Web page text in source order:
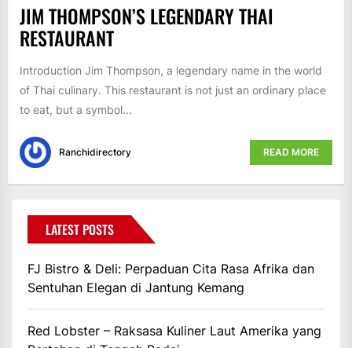
JIM THOMPSON’S LEGENDARY THAI
RESTAURANT
Introduction Jim Thompson, a legendary name in the world
of Thai culinary. This restaurant is not just an ordinary place
to eat, but a symbol...
Ranchidirectory READ MORE
LATEST POSTS
FJ Bistro & Deli: Perpaduan Cita Rasa Afrika dan
Sentuhan Elegan di Jantung Kemang
Red Lobster – Raksasa Kuliner Laut Amerika yang